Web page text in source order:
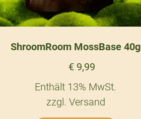
ShroomRoom MossBase 40g
€ 9,99
Enthält 13% MwSt.
zzgl. Versand